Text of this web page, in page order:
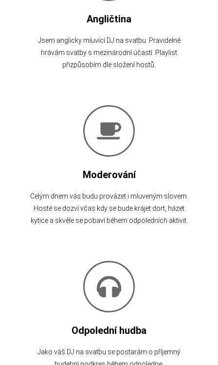
Angličtina
Jsem anglicky mluvící DJ na svatbu. Pravidelně
hrávám svatby s mezinárodní účastí. Playlist
přizpůsobím dle složení hostů.
Moderování
Celým dnem vás budu provázet i mluveným slovem.
Hosté se dozví včas kdy se bude krájet dort, házet
kytice a skvěle se pobaví během odpoledních aktivit.
Odpolední hudba
Jako váš DJ na svatbu se postarám o příjemný